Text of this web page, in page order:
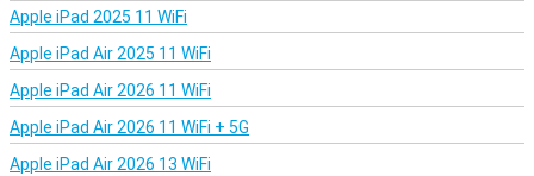
Heel snel opladen
betekent dat deze kabel je apparaten supersnel oplaadt! Laptops,
tablets, telefoons, met deze kabel laad je elk apparaat met USB-C-
aansluiting op.
Apple iPad 2025 11 WiFi
Apple iPad Air 2025 11 WiFi
Apple iPad Air 2026 11 WiFi
Apple iPad Air 2026 11 WiFi + 5G
Apple iPad Air 2026 13 WiFi